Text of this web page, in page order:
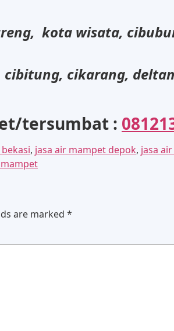
kota wisata,
cikarang,
tersumbat :
, jasa air mampet depok, jasa
are marked *